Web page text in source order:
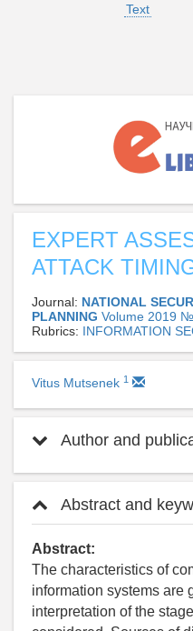
Text
EXPERT
ATTACK
Journal: NATIONAL
PLANNING Volume 2019
Rubrics: INFORMATION
Vitus Mutsenek 1
Author and
Abstract and
Abstract:
The characteristics of
information systems are
interpretation of the